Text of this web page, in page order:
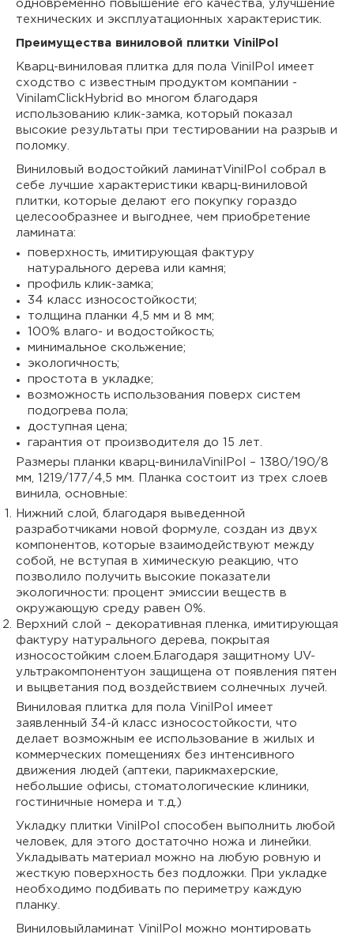
одновременно повышение его качества, улучшение
технических и эксплуатационных характеристик.
Преимущества виниловой плитки VinilPol
Кварц-виниловая плитка для пола VinilPol имеет
сходство с известным продуктом компании -
VinilamClickHybrid во многом благодаря
использованию клик-замка, который показал
высокие результаты при тестировании на разрыв и
поломку.
Виниловый водостойкий ламинатVinilPol собрал в
себе лучшие характеристики кварц-виниловой
плитки, которые делают его покупку гораздо
целесообразнее и выгоднее, чем приобретение
ламината:
поверхность, имитирующая фактуру
натурального дерева или камня;
профиль клик-замка;
34 класс износостойкости;
толщина планки 4,5 мм и 8 мм;
100% влаго- и водостойкость;
минимальное скольжение;
экологичность;
простота в укладке;
возможность использования поверх систем
подогрева пола;
доступная цена;
гарантия от производителя до 15 лет.
Размеры планки кварц-винилаVinilPol – 1380/190/8
мм, 1219/177/4,5 мм. Планка состоит из трех слоев
винила, основные:
Нижний слой, благодаря выведенной
разработчиками новой формуле, создан из двух
компонентов, которые взаимодействуют между
собой, не вступая в химическую реакцию, что
позволило получить высокие показатели
экологичности: процент эмиссии веществ в
окружающую среду равен 0%.
Верхний слой – декоративная пленка, имитирующая
фактуру натурального дерева, покрытая
износостойким слоем.Благодаря защитному UV-
ультракомпонентуон защищена от появления пятен
и выцветания под воздействием солнечных лучей.
Виниловая плитка для пола VinilPol имеет
заявленный 34-й класс износостойкости, что
делает возможным ее использование в жилых и
коммерческих помещениях без интенсивного
движения людей (аптеки, парикмахерские,
небольшие офисы, стоматологические клиники,
гостиничные номера и т.д.)
Укладку плитки VinilPol способен выполнить любой
человек, для этого достаточно ножа и линейки.
Укладывать материал можно на любую ровную и
жесткую поверхность без подложки. При укладке
необходимо подбивать по периметру каждую
планку.
Виниловыйламинат VinilPol можно монтировать